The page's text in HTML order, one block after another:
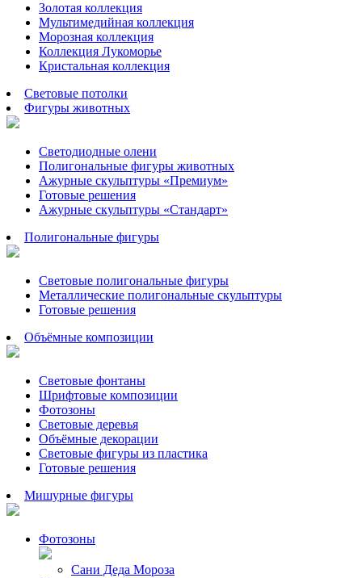
Золотая коллекция
Мультимедийная коллекция
Морозная коллекция
Коллекция Лукоморье
Кристальная коллекция
Световые потолки
Фигуры животных
Светодиодные олени
Полигональные фигуры животных
Ажурные скульптуры «Премиум»
Готовые решения
Ажурные скульптуры «Стандарт»
Полигональные фигуры
Световые полигональные фигуры
Металлические полигональные скульптуры
Готовые решения
Объёмные композиции
Световые фонтаны
Шрифтовые композиции
Фотозоны
Световые деревья
Объёмные декорации
Световые фигуры из пластика
Готовые решения
Мишурные фигуры
Фотозоны
Сани Деда Мороза